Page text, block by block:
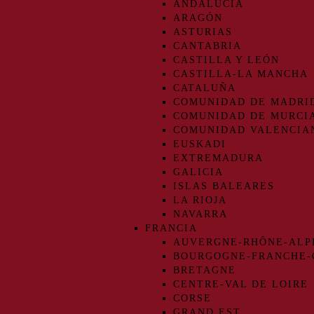
ANDALUCIA
ARAGÓN
ASTURIAS
CANTABRIA
CASTILLA Y LEÓN
CASTILLA-LA MANCHA
CATALUÑA
COMUNIDAD DE
COMUNIDAD DE
COMUNIDAD
EUSKADI
EXTREMADURA
GALICIA
ISLAS BALEARES
LA RIOJA
NAVARRA
FRANCIA
AUVERGNE-RHÔNE-
BOURGOGNE-FRANCHE-
BRETAGNE
CENTRE-VAL DE LOIRE
CORSE